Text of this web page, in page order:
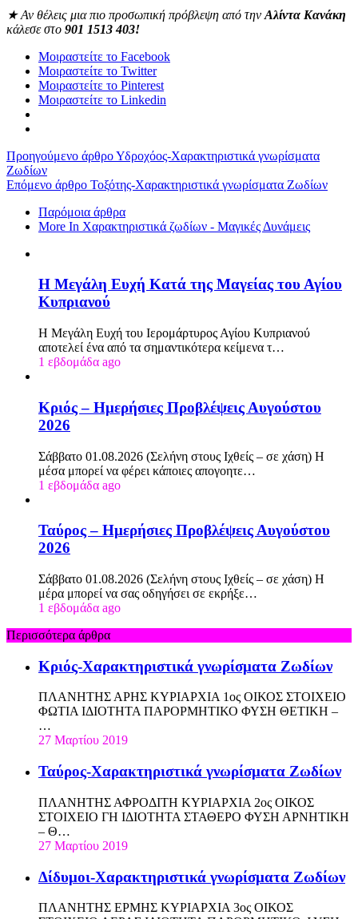
★Αν θέλεις μια πιο προσωπική πρόβλεψη από την Αλίντα Κανάκη
κάλεσε στο 901 1513 403!
Μοιραστείτε το Facebook
Μοιραστείτε το Twitter
Μοιραστείτε το Pinterest
Μοιραστείτε το Linkedin
Προηγούμενο άρθροΥδροχόος-Χαρακτηριστικά γνωρίσματα
Ζωδίων
Επόμενο άρθρο Τοξότης-Χαρακτηριστικά γνωρίσματα Ζωδίων
Παρόμοια άρθρα
More In Χαρακτηριστικά ζωδίων - Μαγικές Δυνάμεις
Η Μεγάλη Ευχή Κατά της Μαγείας του Αγίου
Κυπριανού
Η Μεγάλη Ευχή του Ιερομάρτυρος Αγίου Κυπριανού
αποτελεί ένα από τα σημαντικότερα κείμενα τ…
1 εβδομάδα ago
Κριός – Ημερήσιες Προβλέψεις Αυγούστου
2026
Σάββατο 01.08.2026 (Σελήνη στους Ιχθείς – σε χάση) Η
μέσα μπορεί να φέρει κάποιες απογοητε…
1 εβδομάδα ago
Ταύρος – Ημερήσιες Προβλέψεις Αυγούστου
2026
Σάββατο 01.08.2026 (Σελήνη στους Ιχθείς – σε χάση) Η
μέρα μπορεί να σας οδηγήσει σε εκρήξε…
1 εβδομάδα ago
Περισσότερα άρθρα
Κριός-Χαρακτηριστικά γνωρίσματα Ζωδίων
ΠΛΑΝΗΤΗΣ ΑΡΗΣ ΚΥΡΙΑΡΧΙΑ 1ος ΟΙΚΟΣ ΣΤΟΙΧΕΙΟ
ΦΩΤΙΑ ΙΔΙΟΤΗΤΑ ΠΑΡΟΡΜΗΤΙΚΟ ΦΥΣΗ ΘΕΤΙΚΗ –
…
27 Μαρτίου 2019
Ταύρος-Χαρακτηριστικά γνωρίσματα Ζωδίων
ΠΛΑΝΗΤΗΣ ΑΦΡΟΔΙΤΗ ΚΥΡΙΑΡΧΙΑ 2ος ΟΙΚΟΣ
ΣΤΟΙΧΕΙΟ ΓΗ ΙΔΙΟΤΗΤΑ ΣΤΑΘΕΡΟ ΦΥΣΗ ΑΡΝΗΤΙΚΗ
– Θ…
27 Μαρτίου 2019
Δίδυμοι-Χαρακτηριστικά γνωρίσματα Ζωδίων
ΠΛΑΝΗΤΗΣ ΕΡΜΗΣ ΚΥΡΙΑΡΧΙΑ 3ος ΟΙΚΟΣ